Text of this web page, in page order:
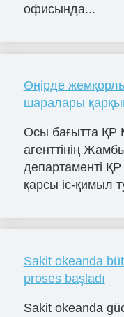
офисында...
Өңірде
шаралары
Осы бағытта ҚР
агенттінің
департаменті
қарсы іс-қимыл
Sakit okeanda
proses başladı
Sakit okeanda